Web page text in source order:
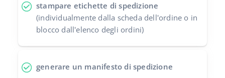
Moda
Altro
Collaborazione e partner
español (AR)
stampare etichette di spedizione
(individualmente dalla scheda dell'ordine o in
blocco dall'elenco degli ordini)
generare un manifesto di spedizione